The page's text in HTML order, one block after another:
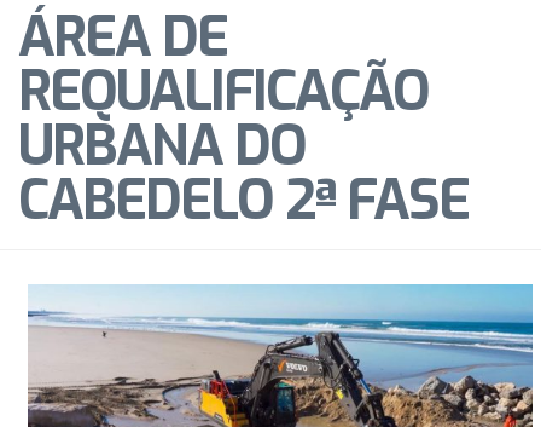
ÁREA DE
REQUALIFICAÇÃO
URBANA DO
CABEDELO 2ª FASE